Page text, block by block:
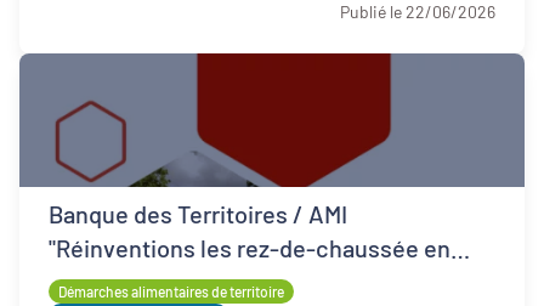
Publié le 22/06/2026
Banque des Territoires / AMI
"Réinventions les rez-de-chaussée en
QPV"
Démarches alimentaires de territoire